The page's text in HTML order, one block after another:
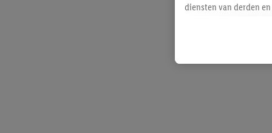
diensten van derden
Als je hiervoor
eerder interesse hebt
maar het niet te
Lidl-diensten worden
mailadres en met